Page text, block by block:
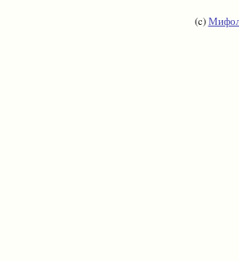
(c)